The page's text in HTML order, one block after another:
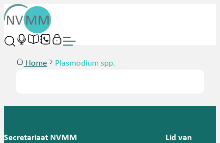
Home Plasmodium spp.
Secretariaat NVMM Lid van